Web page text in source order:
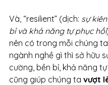
Và, “resilient” (dịch: sự
bỉ và khả năng tự phục hồi
nên có trong mỗi chúng
ngành nghề gì thì sở hữu
cường, bền bỉ, khả năng
cũng giúp chúng ta vượt